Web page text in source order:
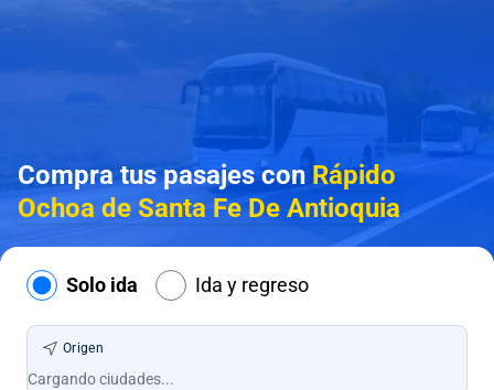
Compra tus pasajes con Rápido
Ochoa de Santa Fe De Antioquia
Solo ida Ida y regreso
Origen